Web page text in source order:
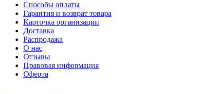
Способы оплаты
Гарантия и возврат товара
Карточка организации
Доставка
Распродажа
О нас
Отзывы
Правовая информация
Оферта